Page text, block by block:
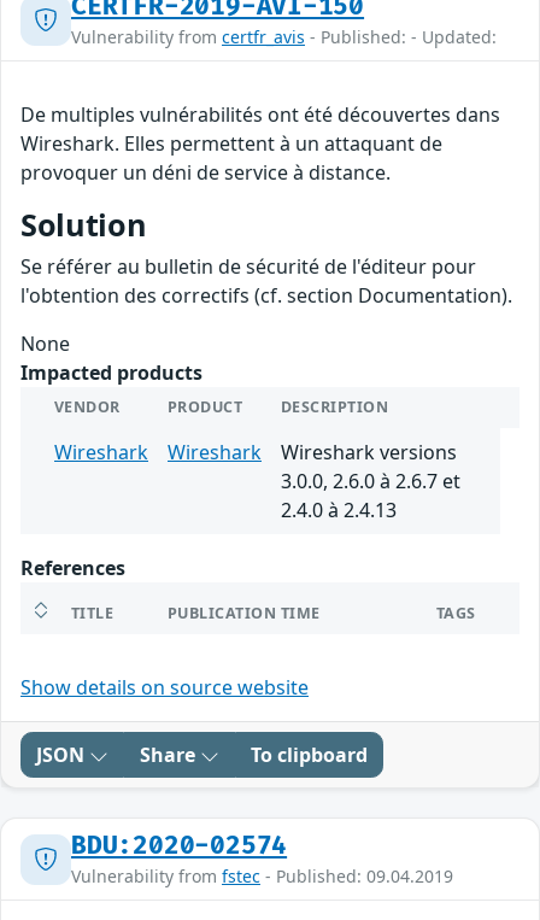
CERTFR-2019-AVI-150
Vulnerability from certfr_avis - Published: - Updated:
De multiples vulnérabilités ont été découvertes dans
Wireshark. Elles permettent à un attaquant de
provoquer un déni de service à distance.
Solution
Se référer au bulletin de sécurité de l'éditeur pour
l'obtention des correctifs (cf. section Documentation).
None
Impacted products
VENDOR PRODUCT DESCRIPTION
Wireshark Wireshark
Wireshark versions
3.0.0, 2.6.0 à 2.6.7 et
2.4.0 à 2.4.13
References
TITLE PUBLICATION TIME TAGS
Show details on source website
JSON Share To clipboard
BDU:2020-02574
Vulnerability from fstec - Published: 09.04.2019